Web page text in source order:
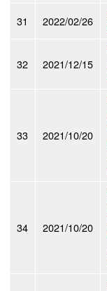
31 2022/02/26
32 2021/12/15
33 2021/10/20
34 2021/10/20